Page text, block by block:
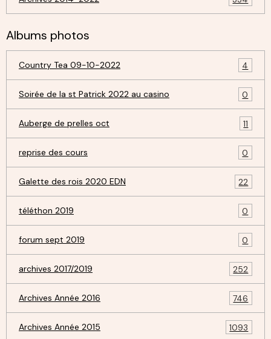
Albums photos
Country Tea 09-10-2022 4
Soirée de la st Patrick 2022 au casino 0
Auberge de prelles oct 11
reprise des cours 0
Galette des rois 2020 EDN 22
téléthon 2019 0
forum sept 2019 0
archives 2017/2019 252
Archives Année 2016 746
Archives Année 2015 1093